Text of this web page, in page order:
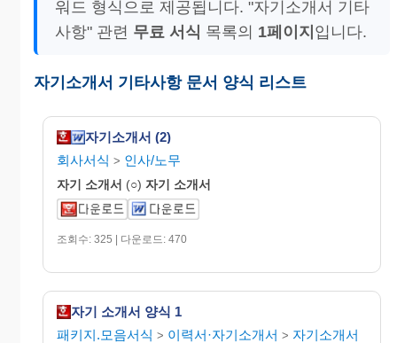
워드 형식으로 제공됩니다. "자기소개서 기타
사항" 관련 무료 서식 목록의 1페이지 입니다.
자기소개서 기타사항 문서 양식 리스트
자기소개서 (2)
회사서식 > 인사/노무
자기 소개서 (○) 자기 소개서
조회수: 325 | 다운로드: 470
자기 소개서 양식 1
패키지.모음서식 > 이력서·자기소개서 > 자기소개서